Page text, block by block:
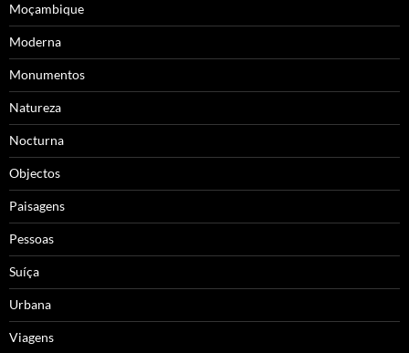
Moçambique
Moderna
Monumentos
Natureza
Nocturna
Objectos
Paisagens
Pessoas
Suíça
Urbana
Viagens